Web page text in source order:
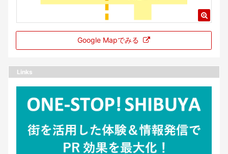
Google Mapでみる
Links